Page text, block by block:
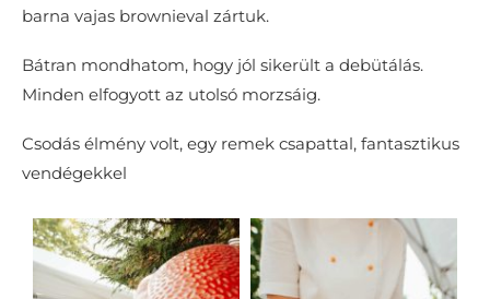
barna vajas brownieval zártuk.
Bátran mondhatom, hogy jól sikerült a debütálás.
Minden elfogyott az utolsó morzsáig.
Csodás élmény volt, egy remek csapattal, fantasztikus
vendégekkel